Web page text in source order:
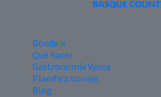
Dónde ir
Qué hacer
Gastronomía Vasca
Planifica tu viaje
Blog